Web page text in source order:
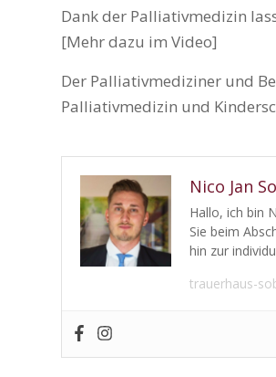
Dank der Palliativmedizin
[Mehr dazu im Video]
Der Palliativmediziner und
Palliativmedizin und
Nico Jan
Hallo, ich bin
Sie beim
hin zur
trauerhaus-